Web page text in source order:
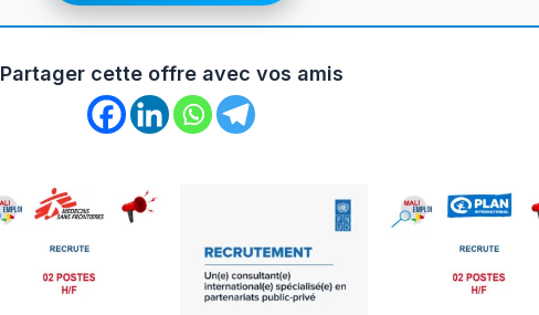
Partager cette offre avec vos amis